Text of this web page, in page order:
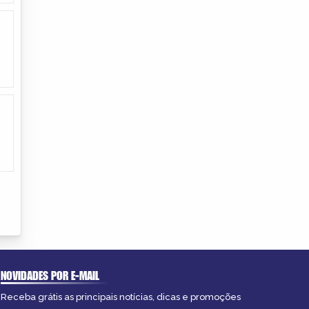
NOVIDADES POR E-MAIL
Receba grátis as principais notícias, dicas e promoções